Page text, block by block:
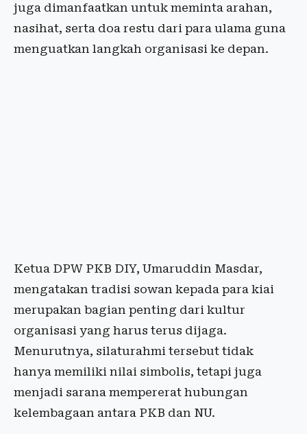
juga dimanfaatkan untuk meminta arahan,
nasihat, serta doa restu dari para ulama guna
menguatkan langkah organisasi ke depan.
Ketua DPW PKB DIY, Umaruddin Masdar,
mengatakan tradisi sowan kepada para kiai
merupakan bagian penting dari kultur
organisasi yang harus terus dijaga.
Menurutnya, silaturahmi tersebut tidak
hanya memiliki nilai simbolis, tetapi juga
menjadi sarana mempererat hubungan
kelembagaan antara PKB dan NU.